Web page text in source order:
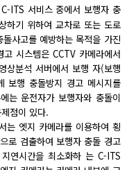
ITS 서비스 중에서 보행자 충
하기 위하여 교차로 또는 도로
사고를 예방하는 목적을 가진
시스템은 CCTV 카메라에서
상분석 서버에서 보행 자(보행
보행 충돌방지 경고 메시지를
는 운전자가 보행자와 충돌이
점이 있다.
는 엣지 카메라를 이용하여 횡
로 검출하여 보행자 충돌 경고
연시간을 최소화하 는 C-ITS